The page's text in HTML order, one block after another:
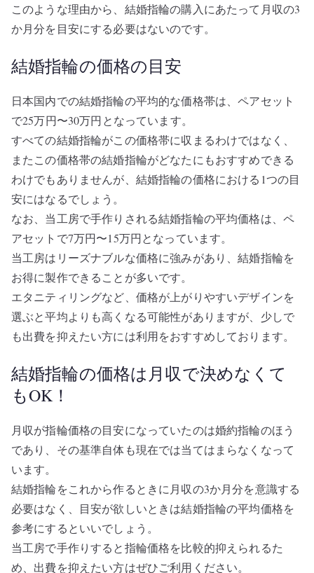
このような理由から、結婚指輪の購入にあたって月収の3
か月分を目安にする必要はないのです。
結婚指輪の価格の目安
日本国内での結婚指輪の平均的な価格帯は、ペアセット
で25万円〜30万円となっています。
すべての結婚指輪がこの価格帯に収まるわけではなく、
またこの価格帯の結婚指輪がどなたにもおすすめできる
わけでもありませんが、結婚指輪の価格における1つの目
安にはなるでしょう。
なお、当工房で手作りされる結婚指輪の平均価格は、ペ
アセットで7万円〜15万円となっています。
当工房はリーズナブルな価格に強みがあり、結婚指輪を
お得に製作できることが多いです。
エタニティリングなど、価格が上がりやすいデザインを
選ぶと平均よりも高くなる可能性がありますが、少しで
も出費を抑えたい方には利用をおすすめしております。
結婚指輪の価格は月収で決めなくて
もOK！
月収が指輪価格の目安になっていたのは婚約指輪のほう
であり、その基準自体も現在では当てはまらなくなって
います。
結婚指輪をこれから作るときに月収の3か月分を意識する
必要はなく、目安が欲しいときは結婚指輪の平均価格を
参考にするといいでしょう。
当工房で手作りすると指輪価格を比較的抑えられるた
め、出費を抑えたい方はぜひご利用ください。